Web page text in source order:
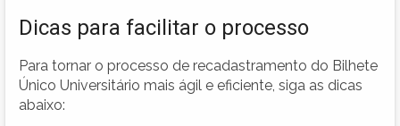
Dicas para facilitar o processo
Para tornar o processo de recadastramento do Bilhete
Único Universitário mais ágil e eficiente, siga as dicas
abaixo: